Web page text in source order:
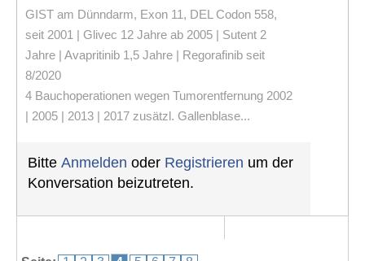
GIST am Dünndarm, Exon 11, DEL Codon 558,
seit 2001 | Glivec 12 Jahre ab 2005 | Sutent 2
Jahre | Avapritinib 1,5 Jahre | Regorafinib seit
8/2020
4 Bauchoperationen wegen Tumorentfernung 2002
| 2005 | 2013 | 2017 zusätzl. Gallenblase...
Bitte Anmelden oder Registrieren um der
Konversation beizutreten.